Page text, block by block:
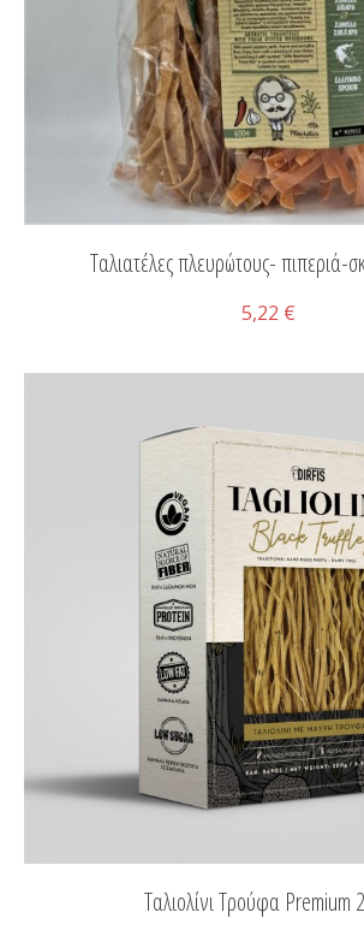
Ταλιατέλες πλευρώτους- πιπεριά-
5,22 €
Ταλιολίνι Τρούφα Premium